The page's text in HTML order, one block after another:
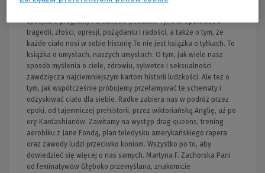
specjalne programy na stalowe pośladki. Tyłki to opowieść o
tragedii, złości, opresji, pożądaniu i radości, a także o tym, że
każde ciało nosi w sobie historię.To nie jest książka o tyłkach. To
książka o umysłach, naszych umysłach. O tym, jak wiele nasz
sposób myślenia o ciele, zdrowiu, sylwetce i seksualności
zawdzięcza najciemniejszym kartom historii ludzkości. Ale też o
tym, jak współcześnie próbujemy przełamywać te schematy i
odzyskiwać ciało dla siebie. Radke zabiera nas w podróż przez
epoki, od tajemniczej prehistorii, przez wiktoriańską Anglię, aż po
erę Kardashianów. Zawitamy na występ drag queens, trening
aerobiku z Jane Fondą, plan teledysku amerykańskiego rapera
oraz zawody ludzi przeciwko koniom. Wszystko po to, aby
dowiedzieć się więcej o nas samych. Martyna F. Zachorska Pani
od feminatywów Głęboko przemyślana, znakomicie